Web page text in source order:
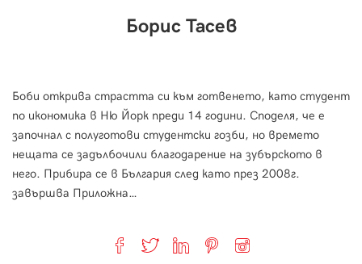
Борис Тасев
Боби открива страстта си към готвенето, като студент
по икономика в Ню Йорк преди 14 години. Споделя, че е
започнал с полуготови студентски гозби, но времето
нещата се задълбочили благодарение на зубърското в
него. Прибира се в България след като през 2008г.
завършва Приложна…